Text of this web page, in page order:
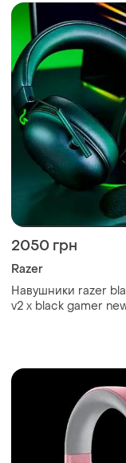
2050 грн
Razer
Навушники razer
v2 x black gamer